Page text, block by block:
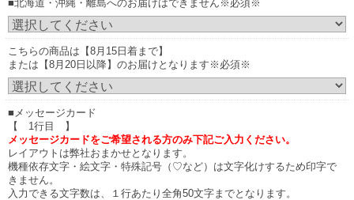
■北海道・沖縄・離島へのお届けはできません※必須※
こちらの商品は【8月15日着まで】
または【8月20日以降】のお届けとなります※必須※
■メッセージカード
【 1行目 】
メッセージカードをご希望される方のみ下記ご入力ください。
レイアウトは弊社おまかせとなります。
機種依存文字・絵文字・特殊記号（♡など）は文字化けするため印字で
きません。
入力できる文字数は、１行あたり全角50文字までとなります。